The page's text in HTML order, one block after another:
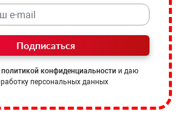
Подписаться
политикой конфиденциальности и даю
персональных данных